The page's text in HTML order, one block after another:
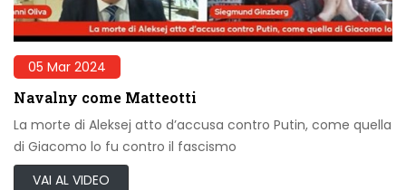
05 Mar 2024
Navalny come Matteotti
La morte di Aleksej atto d’accusa contro Putin, come quella
di Giacomo lo fu contro il fascismo
VAI AL VIDEO